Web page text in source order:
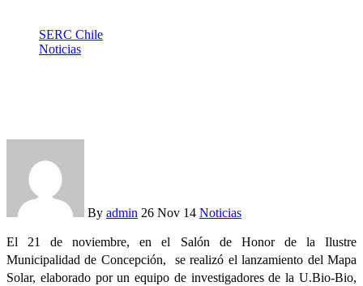
SERC Chile
Noticias
By admin 26 Nov 14 Noticias
El 21 de noviembre, en el Salón de Honor de la Ilustre
Municipalidad de Concepción, se realizó el lanzamiento del Mapa
Solar, elaborado por un equipo de investigadores de la U.Bio-Bio,